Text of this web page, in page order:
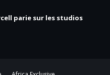
parie sur les studios